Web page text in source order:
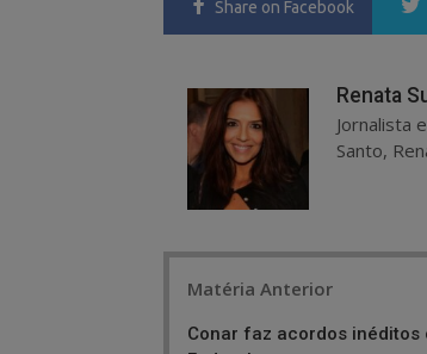
Share on Facebook
Renata
Jornalista
Santo,
Matéria Anterior
Conar faz acordos inéditos